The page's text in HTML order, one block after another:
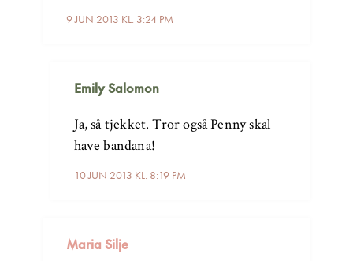
9 JUN 2013 KL. 3:24 PM
Emily Salomon
10 JUN 2013 KL. 8:19 PM
Ja, så tjekket. Tror også Penny skal
have bandana!
Maria Silje